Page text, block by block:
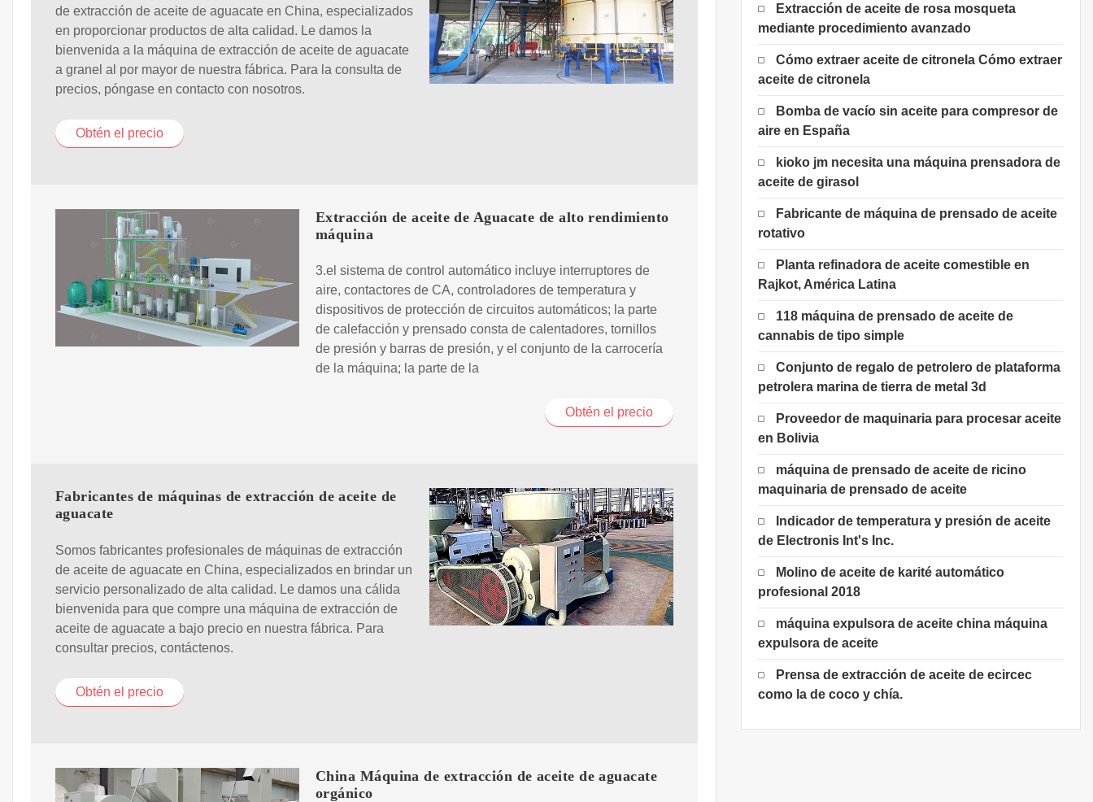
de extracción de aceite de aguacate en China, especializados
en proporcionar productos de alta calidad. Le damos la
bienvenida a la máquina de extracción de aceite de aguacate
a granel al por mayor de nuestra fábrica. Para la consulta de
precios, póngase en contacto con nosotros.
Obtén el precio
Extracción de aceite de Aguacate de alto rendimiento
máquina
3.el sistema de control automático incluye interruptores de
aire, contactores de CA, controladores de temperatura y
dispositivos de protección de circuitos automáticos; la parte
de calefacción y prensado consta de calentadores, tornillos
de presión y barras de presión, y el conjunto de la carrocería
de la máquina; la parte de la
Obtén el precio
Fabricantes de máquinas de extracción de aceite de
aguacate
Somos fabricantes profesionales de máquinas de extracción
de aceite de aguacate en China, especializados en brindar un
servicio personalizado de alta calidad. Le damos una cálida
bienvenida para que compre una máquina de extracción de
aceite de aguacate a bajo precio en nuestra fábrica. Para
consultar precios, contáctenos.
Obtén el precio
China Máquina de extracción de aceite de aguacate
orgánico
Extracción de aceite de rosa mosqueta
mediante procedimiento avanzado
Cómo extraer aceite de citronela Cómo extraer
aceite de citronela
Bomba de vacío sin aceite para compresor de
aire en España
kioko jm necesita una máquina prensadora de
aceite de girasol
Fabricante de máquina de prensado de aceite
rotativo
Planta refinadora de aceite comestible en
Rajkot, América Latina
118 máquina de prensado de aceite de
cannabis de tipo simple
Conjunto de regalo de petrolero de plataforma
petrolera marina de tierra de metal 3d
Proveedor de maquinaria para procesar aceite
en Bolivia
máquina de prensado de aceite de ricino
maquinaria de prensado de aceite
Indicador de temperatura y presión de aceite
de Electronis Int's Inc.
Molino de aceite de karité automático
profesional 2018
máquina expulsora de aceite china máquina
expulsora de aceite
Prensa de extracción de aceite de ecircec
como la de coco y chía.